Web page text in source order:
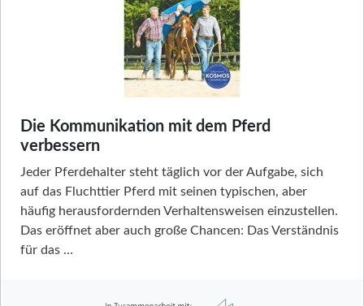
Die Kommunikation mit dem Pferd
verbessern
Jeder Pferdehalter steht täglich vor der Aufgabe, sich
auf das Fluchttier Pferd mit seinen typischen, aber
häufig herausfordernden Verhaltensweisen einzustellen.
Das eröffnet aber auch große Chancen: Das Verständnis
für das …